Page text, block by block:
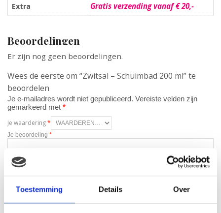
Toestemming Details Over
Extra Gratis verzending vanaf € 20,-
Beoordelingen
Er zijn nog geen beoordelingen.
Wees de eerste om “Zwitsal – Schuimbad 200 ml” te
beoordelen
Je e-mailadres wordt niet gepubliceerd. Vereiste velden zijn
gemarkeerd met *
Je waardering*
Je beoordeling *
Naam *